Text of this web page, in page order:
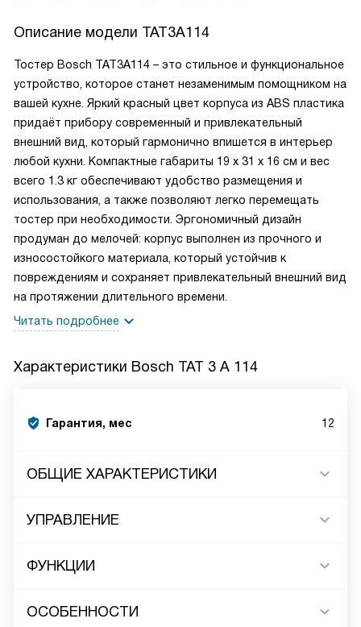
Описание модели TAT3A114
Тостер Bosch TAT3A114 – это стильное и функциональное
устройство, которое станет незаменимым помощником на
вашей кухне. Яркий красный цвет корпуса из ABS пластика
придаёт прибору современный и привлекательный
внешний вид, который гармонично впишется в интерьер
любой кухни. Компактные габариты 19 х 31 х 16 см и вес
всего 1.3 кг обеспечивают удобство размещения и
использования, а также позволяют легко перемещать
тостер при необходимости. Эргономичный дизайн
продуман до мелочей: корпус выполнен из прочного и
износостойкого материала, который устойчив к
повреждениям и сохраняет привлекательный внешний вид
на протяжении длительного времени.
Читать подробнее
Характеристики Bosch TAT 3 A 114
Гарантия, мес 12
ОБЩИЕ ХАРАКТЕРИСТИКИ
УПРАВЛЕНИЕ
ФУНКЦИИ
ОСОБЕННОСТИ